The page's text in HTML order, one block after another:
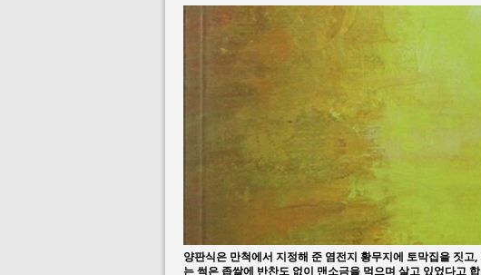
양판식은 만척에서 지정해 준 염전지 황무지에 토막집을 짓
는 썩은 좁쌀에 반찬도 없이 맨소금을 먹으며 살고 있었다고